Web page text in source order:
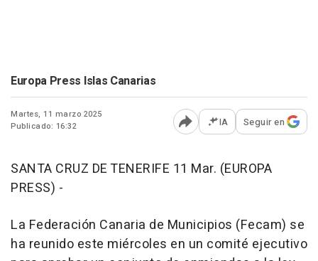
Europa Press Islas Canarias
Martes, 11 marzo 2025
Publicado: 16:32
Abrir opciones para
IA Seguir en
SANTA CRUZ DE TENERIFE 11 Mar. (EUROPA
PRESS) -
La Federación Canaria de Municipios (Fecam) se
ha reunido este miércoles en un comité ejecutivo